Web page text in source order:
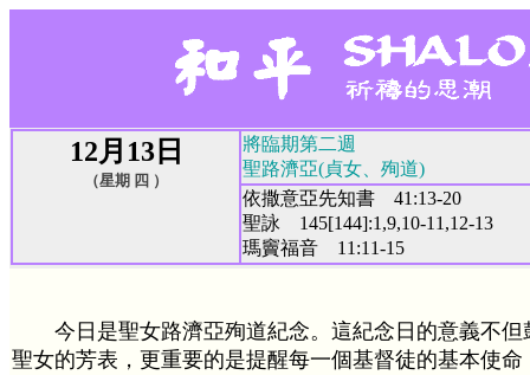
12月13日
（星期 四 ）
將臨期第二週
聖路濟亞(貞女、殉道)
依撒意亞先知書 41:13-20
聖詠 145[144]:1,9,10-11,12-13
瑪竇福音 11:11-15
今日是聖女路濟亞殉道紀念。這紀念日的意義不但
聖女的芳表，更重要的是提醒每一個基督徒的基本使